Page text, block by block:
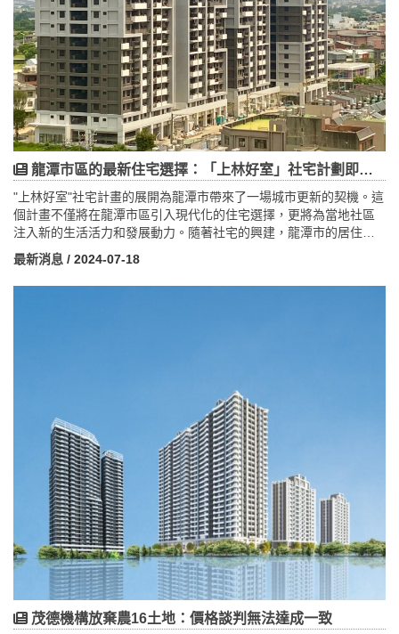
龍潭市區的最新住宅選擇：「上林好室」社宅計劃即將展開
"上林好室"社宅計畫的展開為龍潭市帶來了一場城市更新的契機。這
個計畫不僅將在龍潭市區引入現代化的住宅選擇，更將為當地社區
注入新的生活活力和發展動力。隨著社宅的興建，龍潭市的居住環
境將得到顯著提升，並吸引更多家庭和個人遷居至此，帶動當地商
業、教育和文化設施的蓬勃發展。這不僅是住戶的居住選擇，更是
整個社區發展的關鍵一步，助力龍潭市朝向現代、宜居的城市目標
最新消息 / 2024-07-18
茂德機構放棄農16土地：價格談判無法達成一致